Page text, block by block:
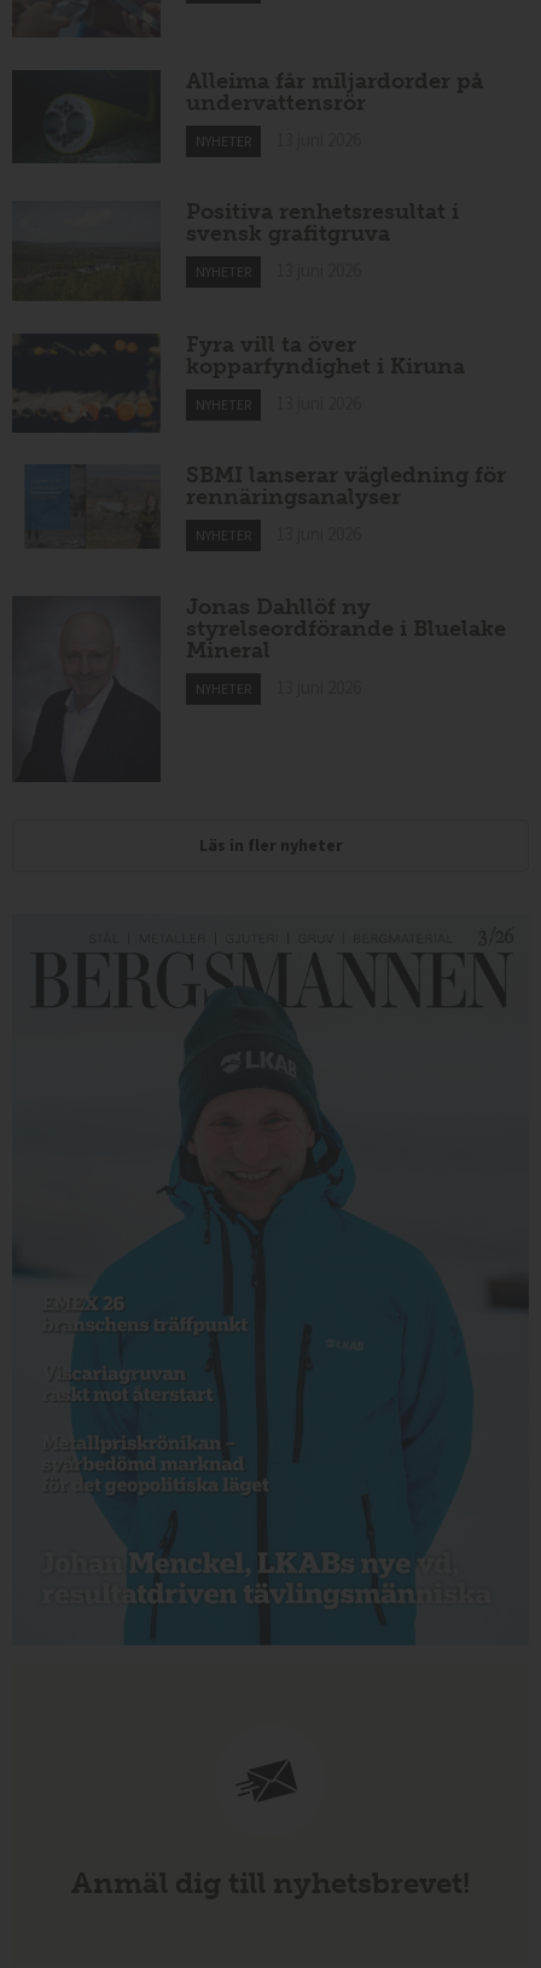
Alleima får miljardorder på
undervattensrör
NYHETER
Positiva renhetsresultat i
svensk grafitgruva
NYHETER
Fyra vill ta över
kopparfyndighet i Kiruna
NYHETER
SBMI lanserar vägledning för
rennäringsanalyser
NYHETER
Jonas Dahllöf ny
styrelseordförande i Bluelake
Mineral
NYHETER
Läs in fler nyheter